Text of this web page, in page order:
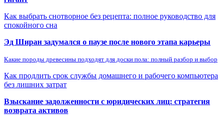
Как выбрать снотворное без рецепта: полное руководство для
спокойного сна
Эд Ширан задумался о паузе после нового этапа карьеры
Какие породы древесины подходят для доски пола: полный разбор и выбор
Как продлить срок службы домашнего и рабочего компьютера
без лишних затрат
Взыскание задолженности с юридических лиц: стратегия
возврата активов